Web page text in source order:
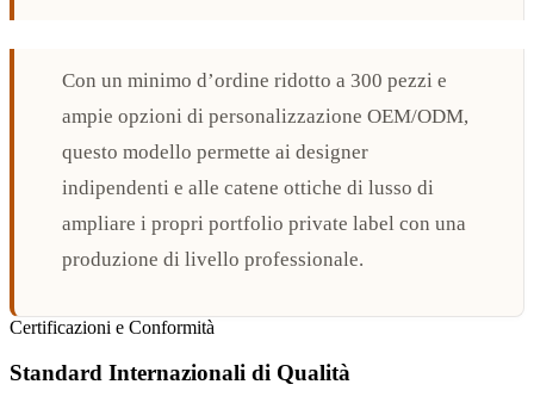
Con un minimo d’ordine ridotto a 300 pezzi e
ampie opzioni di personalizzazione OEM/ODM,
questo modello permette ai designer
indipendenti e alle catene ottiche di lusso di
ampliare i propri portfolio private label con una
produzione di livello professionale.
Certificazioni e Conformità
Standard Internazionali di Qualità